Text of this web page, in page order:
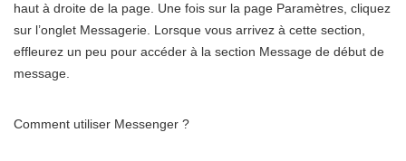
haut à droite de la page. Une fois sur la page Paramètres, cliquez
sur l’onglet Messagerie. Lorsque vous arrivez à cette section,
effleurez un peu pour accéder à la section Message de début de
message.
Comment utiliser Messenger ?